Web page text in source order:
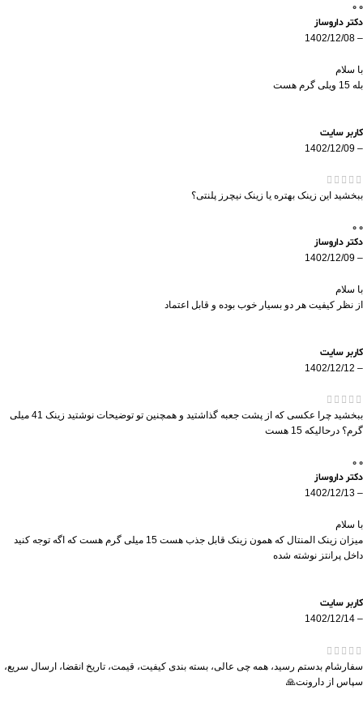
0
0
دکتر داروساز
–
1402/12/08
با سلام
بله 15 ویلی گرم هست
کاربر سایت
–
1402/12/09
ببخشید این زینک بهتره یا زینک نیچرز پلنتی؟
0
0
دکتر داروساز
–
1402/12/09
با سلام
از نظر کیفیت هر دو بسیار خوب بوده و قابل اعتماد
کاربر سایت
–
1402/12/12
ببخشید چرا عکسی که از پشت جعبه گذاشتید و همچنین تو توضیحات نوشتید زینک 41 میلی
گرم؟ درحالیکه 15 هست
0
0
دکتر داروساز
–
1402/12/13
با سلام
میزان زینک المنتال که همون زینک قابل جذب هست 15 میلی گرم هست که اگه توجه کنید
داخل پرانتز نوشته شده
کاربر سایت
–
1402/12/14
سفارشام بدستم رسید، همه چی عالی، بسته بندی کیفیت، قیمت، تاریخ انقضا، ارسال سریع،
سپاس از دارونت🙏